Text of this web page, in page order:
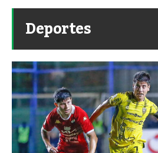
Deportes